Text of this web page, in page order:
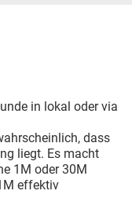
in lokal oder via
dass
liegt. Es macht
1M oder 30M
effektiv